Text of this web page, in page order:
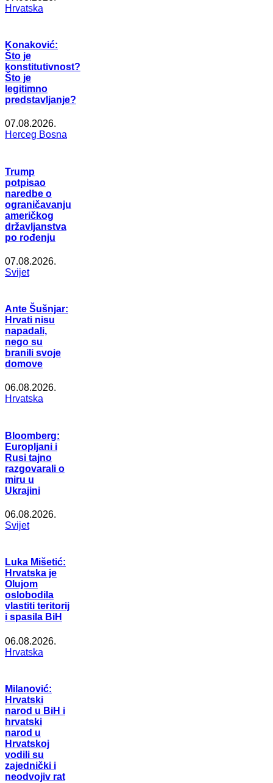
Hrvatska
Konaković:
Što je
konstitutivnost?
Što je
legitimno
predstavljanje?
07.08.2026.
Herceg Bosna
Trump
potpisao
naredbe o
ograničavanju
američkog
državljanstva
po rođenju
07.08.2026.
Svijet
Ante Šušnjar:
Hrvati nisu
napadali,
nego su
branili svoje
domove
06.08.2026.
Hrvatska
Bloomberg:
Europljani i
Rusi tajno
razgovarali o
miru u
Ukrajini
06.08.2026.
Svijet
Luka Mišetić:
Hrvatska je
Olujom
oslobodila
vlastiti teritorij
i spasila BiH
06.08.2026.
Hrvatska
Milanović:
Hrvatski
narod u BiH i
hrvatski
narod u
Hrvatskoj
vodili su
zajednički i
neodvojiv rat